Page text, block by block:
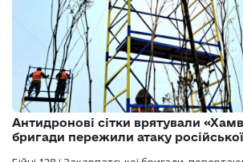
Антидронові сітки врятували
бригади пережили атаку